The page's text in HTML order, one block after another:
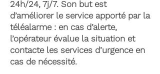
24h/24, 7j/7. Son but est
d’améliorer le service apporté par la
téléalarme : en cas d’alerte,
l’opérateur évalue la situation et
contacte les services d’urgence en
cas de nécessité.